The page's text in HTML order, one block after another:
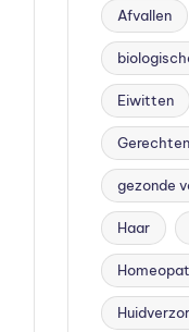
Afvallen
Eiwitten
Gerechten
gezonde
Haar